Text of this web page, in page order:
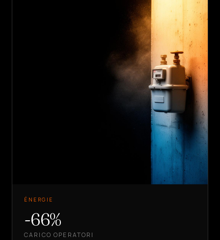
ÉNERGIE
-66%
CARICO OPERATORI